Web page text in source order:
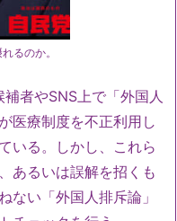
るのか。
者やSNS上で「外国人
医療制度を不正利用し
いる。しかし、これら
あるいは誤解を招くも
ない「外国人排斥論」